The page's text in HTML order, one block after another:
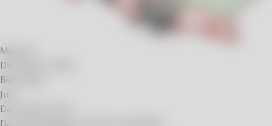
Masuren
Die Region Lublin
Bieszczady
Jura
Das Glatzer Land